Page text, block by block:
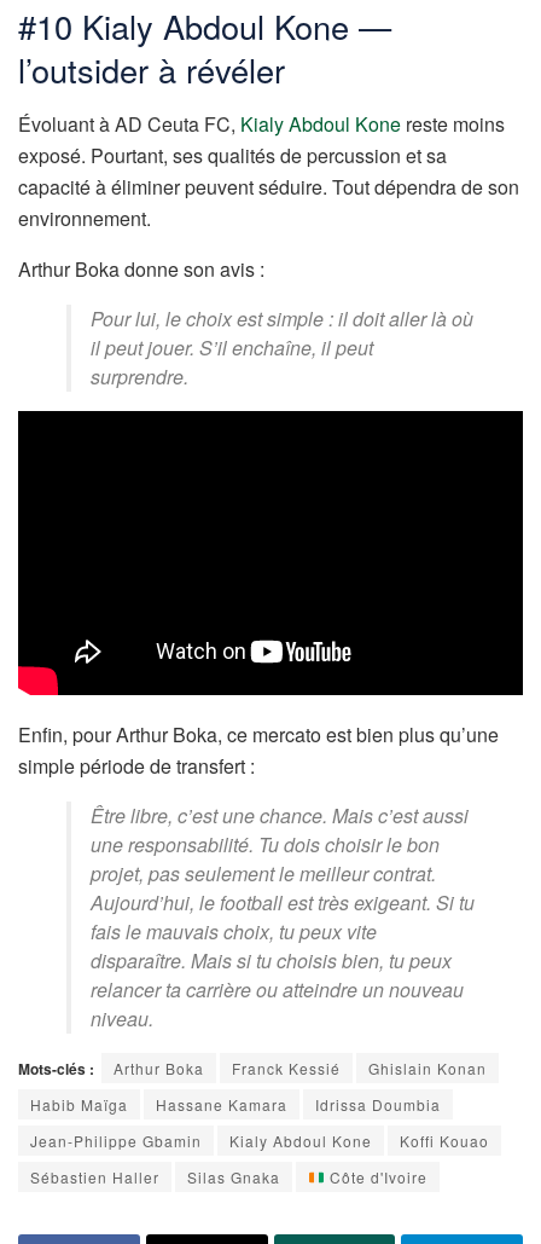
#10 Kialy Abdoul Kone —
l’outsider à révéler
Évoluant à AD Ceuta FC, Kialy Abdoul Kone reste moins
exposé. Pourtant, ses qualités de percussion et sa
capacité à éliminer peuvent séduire. Tout dépendra de son
environnement.
Arthur Boka donne son avis :
Pour lui, le choix est simple : il doit aller là où
il peut jouer. S’il enchaîne, il peut
surprendre.
Enfin, pour Arthur Boka, ce mercato est bien plus qu’une
simple période de transfert :
Être libre, c’est une chance. Mais c’est aussi
une responsabilité. Tu dois choisir le bon
projet, pas seulement le meilleur contrat.
Aujourd’hui, le football est très exigeant. Si tu
fais le mauvais choix, tu peux vite
disparaître. Mais si tu choisis bien, tu peux
relancer ta carrière ou atteindre un nouveau
niveau.
Mots-clés : Arthur Boka Franck Kessié
Ghislain Konan
Habib Maïga
Hassane Kamara
Idrissa Doumbia
Jean-Philippe Gbamin
Kialy Abdoul Kone
Koffi Kouao
Sébastien Haller
Silas Gnaka Côte d'Ivoire